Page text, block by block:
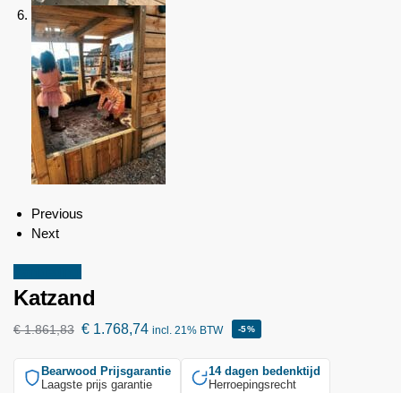
Previous
Next
Katzand
€1.861,83 € 1.768,74 incl. 21% BTW -5%
Bearwood Prijsgarantie
Laagste prijs garantie
14 dagen bedenktijd
Herroepingsrecht